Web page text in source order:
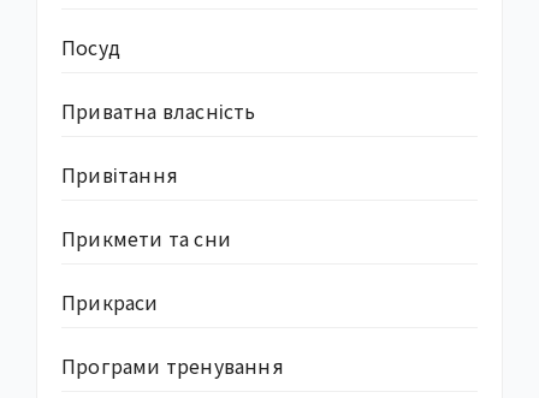
Посуд
Приватна власність
Привітання
Прикмети та сни
Прикраси
Програми тренування